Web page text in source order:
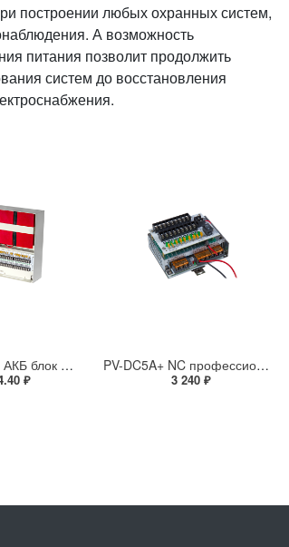
построении любых охранных систем,
А возможность
питания позволит продолжить
систем до восстановления
PV-DC10A+ с 2 АКБ блок бесперебойного питания DC 12-14,5 В, 10 А, 18 выходов с предохранителями, 2 АКБ 7 А*ч в комплекте
₽
PV-DC5A+ NC профессиональный стабилизированный блок бесперебойного питания DC 12 В, 5 А с девятью защищенными выходами на DIN-рейку
3 240 ₽